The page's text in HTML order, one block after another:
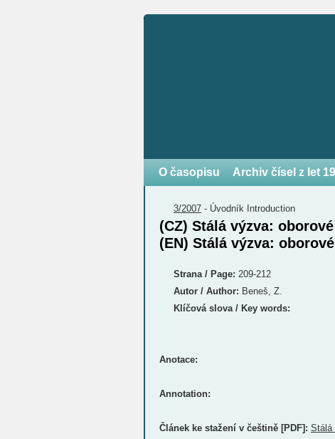
O časopisu Archiv čísel z let
3/2007 - Úvodník Introduction
(CZ) Stálá výzva:
(EN) Stálá výzva:
Strana / Page: 209-212
Autor / Author: Beneš, Z.
Klíčová slova / Key words:
Anotace:
Annotation:
Článek ke stažení v češtině [PDF]: Stálá